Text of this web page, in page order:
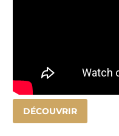
DÉCOUVRIR